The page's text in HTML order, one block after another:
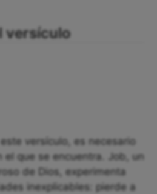
versículo
versículo, es necesario
el que se encuentra. Job, un
de Dios, experimenta
inexplicables: pierde a